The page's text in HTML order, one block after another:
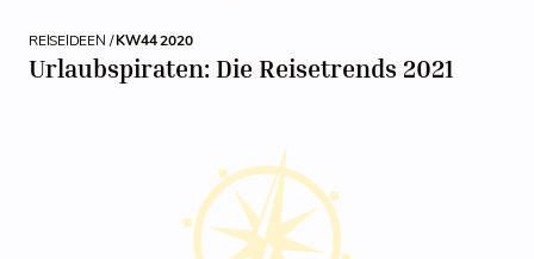
REISEIDEEN /KW44 2020
Urlaubspiraten: Die Reisetrends 2021